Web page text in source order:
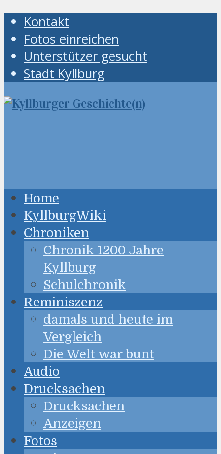
Kontakt
Fotos einreichen
Unterstützer gesucht
Stadt Kyllburg
Home
KyllburgWiki
Chroniken
Chronik 1200 Jahre
Kyllburg
Schulchronik
Reminiszenz
damals und heute im
Vergleich
Die Welt war bunt
Audio
Drucksachen
Drucksachen
Anzeigen
Fotos